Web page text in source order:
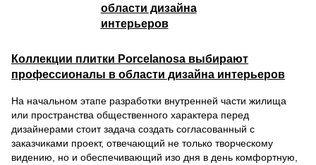
Коллекции плитки Porcelanosa выбирают
профессионалы в области дизайна интерьеров
На начальном этапе разработки внутренней части жилища
или пространства общественного характера перед
дизайнерами стоит задача создать согласованный с
заказчиками проект, отвечающий не только творческому
видению, но и обеспечивающий изо дня в день комфортную,